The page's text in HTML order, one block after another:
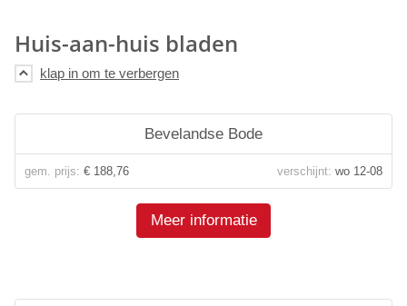
Huis-aan-huis bladen
Bevelandse Bode
gem. prijs: € 188,76 verschijnt: wo 12-08
Meer informatie